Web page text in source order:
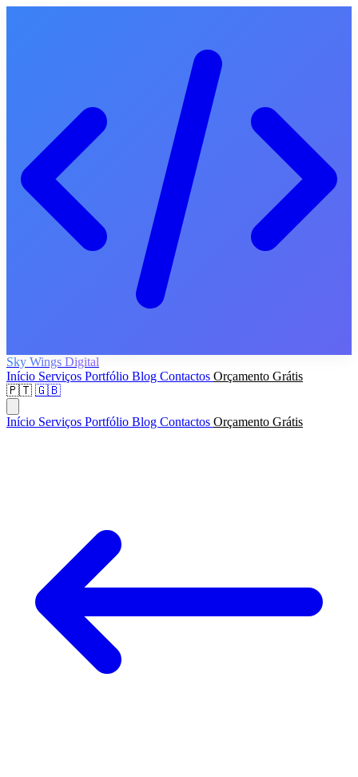
Sky Wings Digital
Início Serviços Portfólio Blog Contactos Orçamento Grátis
🇵🇹 🇬🇧
Início Serviços Portfólio Blog Contactos Orçamento Grátis